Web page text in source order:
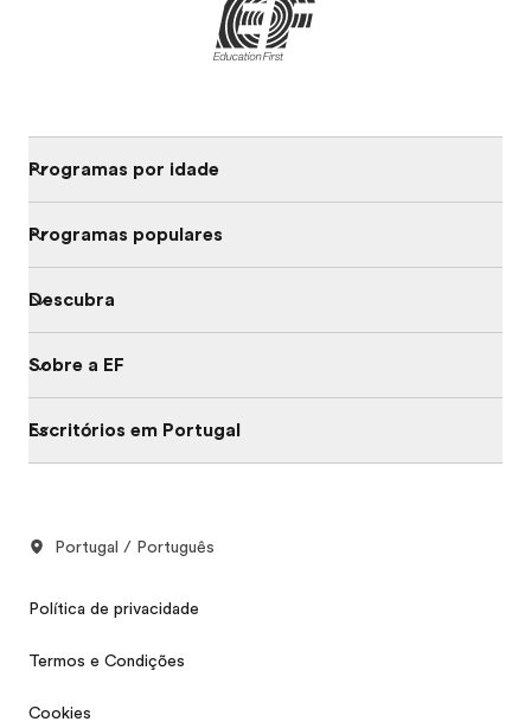
Programas por idade
Programas populares
Descubra
Sobre a EF
Escritórios em Portugal
Portugal / Português
Política de privacidade
Termos e Condições
Cookies